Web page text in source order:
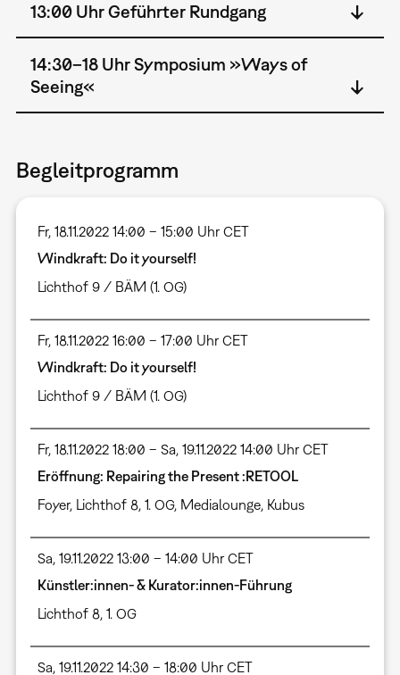
13:00 Uhr Geführter Rundgang
14:30–18 Uhr Symposium »Ways of
Seeing«
Begleitprogramm
Fr, 18.11.2022 14:00 – 15:00 Uhr CET
Windkraft: Do it yourself!
Lichthof 9 / BÄM (1. OG)
Fr, 18.11.2022 16:00 – 17:00 Uhr CET
Windkraft: Do it yourself!
Lichthof 9 / BÄM (1. OG)
Fr, 18.11.2022 18:00 – Sa, 19.11.2022 14:00 Uhr CET
Eröffnung: Repairing the Present :RETOOL
Foyer, Lichthof 8, 1. OG, Medialounge, Kubus
Sa, 19.11.2022 13:00 – 14:00 Uhr CET
Künstler:innen- & Kurator:innen-Führung
Lichthof 8, 1. OG
Sa, 19.11.2022 14:30 – 18:00 Uhr CET